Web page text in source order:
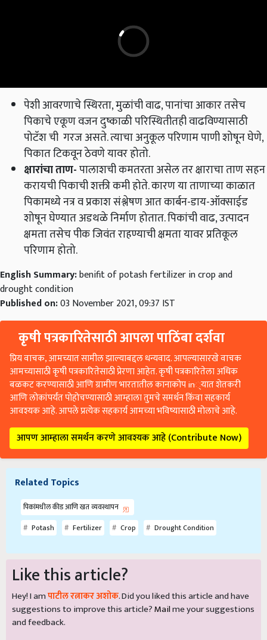
पेशी आवरणाचे स्थिरता, मुळांची वाढ, पानांचा आकार तसेच
पिकाचे एकूण वजन दुष्काळी परिस्थितीतही वाढविण्यासाठी
पोटॅश ची गरज असते. त्याचा अनुकूल परिणाम पाणी शोषून घेणे,
पिकात टिकवून ठेवणे यावर होतो.
क्षारांचा ताण-पालाशची कमतरता असेल तर क्षाराचा ताण सहन
करायची पिकाची शक्ती कमी होते. कारण या ताणाच्या काळात
पिकामध्ये नत्र व प्रकाश संश्लेषण आत कार्बन-डाय-ऑक्‍साईड
शोषून घेण्यात अडथळे निर्माण होतात. पिकांची वाढ, उत्पादन
क्षमता तसेच पीक जिवंत राहण्याची क्षमता यावर प्रतिकूल
परिणाम होतो.
English Summary:benifit of potash fertilizer in crop and
drought condition
Published on:03 November 2021, 09:37 IST
कृषी पत्रकारितेसाठी आपला पाठिंबा दर्शवा
प्रिय वाचक, आमच्यात सामील झाल्याबद्दल धन्यवाद. आपल्यासारखे वाचक
आमच्यासाठी कृषी पत्रकारितेसाठी प्रेरणा आहेत. कृषी पत्रकारितेला अधिक
बळकट करण्यासाठी आणि ग्रामीण भारतातील कानाकोप in्यात शेतकरी
आणि लोकांपर्यंत पोहोचण्यासाठी आम्हाला तुमचे समर्थन किंवा सहकार्य
आवश्यक आहे. आपले प्रत्येक सहकार्य आमच्या भविष्यासाठी मोलाचे आहे.
आपण आम्हाला समर्थन करणे आवश्यक आहे (Contribute Now)
Related Topics
पिकांमधील कीड आणि खत व्यवस्थापन
Potash
Fertilizer Crop Drought Condition
Like this article?
Hey! I amपाटील रत्नाकर अशोक. Did you liked this article and have
suggestions to improve this article?Mailme your suggestions
and feedback.